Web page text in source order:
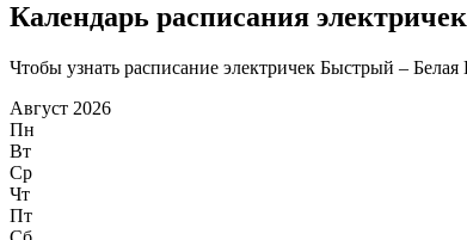
Календарь расписания
Чтобы узнать расписание электричек Быстрый –
Август 2026
Пн
Вт
Ср
Чт
Пт